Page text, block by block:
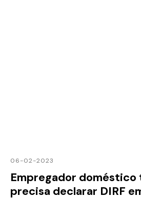
06-02-2023
Empregador doméstico
precisa declarar DIRF